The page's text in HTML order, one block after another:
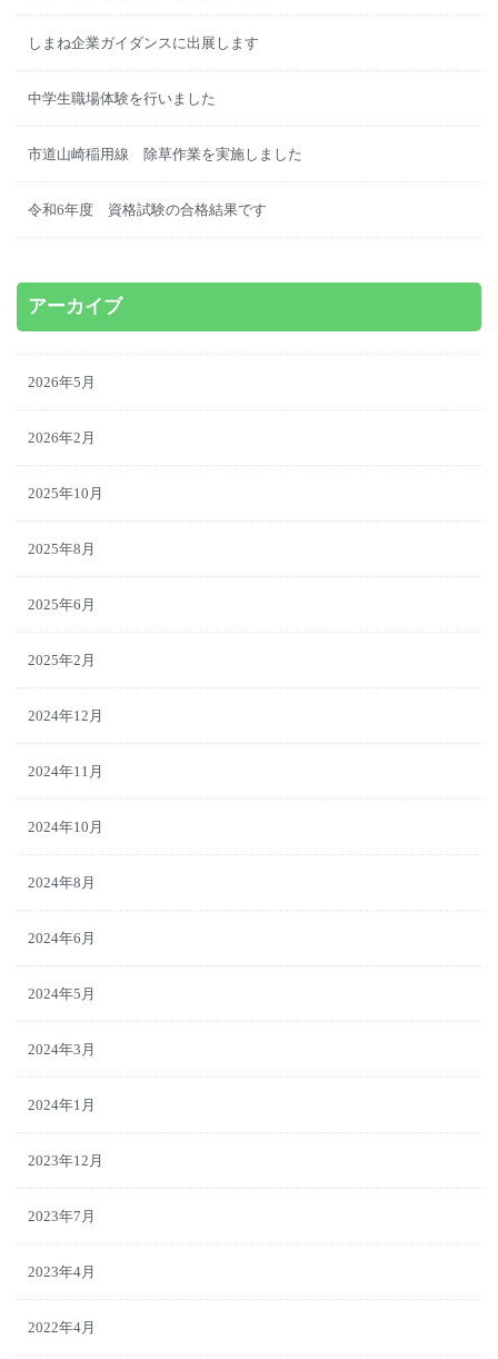
しまね企業ガイダンスに出展します
中学生職場体験を行いました
市道山崎稲用線 除草作業を実施しました
令和6年度 資格試験の合格結果です
アーカイブ
2026年5月
2026年2月
2025年10月
2025年8月
2025年6月
2025年2月
2024年12月
2024年11月
2024年10月
2024年8月
2024年6月
2024年5月
2024年3月
2024年1月
2023年12月
2023年7月
2023年4月
2022年4月